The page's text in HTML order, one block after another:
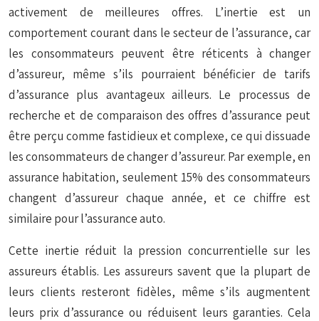
activement de meilleures offres. L’inertie est un
comportement courant dans le secteur de l’assurance, car
les consommateurs peuvent être réticents à changer
d’assureur, même s’ils pourraient bénéficier de tarifs
d’assurance plus avantageux ailleurs. Le processus de
recherche et de comparaison des offres d’assurance peut
être perçu comme fastidieux et complexe, ce qui dissuade
les consommateurs de changer d’assureur. Par exemple, en
assurance habitation, seulement 15% des consommateurs
changent d’assureur chaque année, et ce chiffre est
similaire pour l’assurance auto.
Cette inertie réduit la pression concurrentielle sur les
assureurs établis. Les assureurs savent que la plupart de
leurs clients resteront fidèles, même s’ils augmentent
leurs prix d’assurance ou réduisent leurs garanties. Cela